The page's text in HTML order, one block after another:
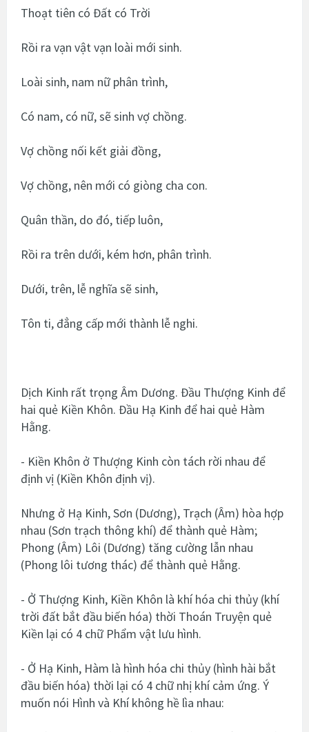
Thoạt tiên có Đất có Trời
Rồi ra vạn vật vạn loài mới sinh.
Loài sinh, nam nữ phân trình,
Có nam, có nữ, sẽ sinh vợ chồng.
Vợ chồng nối kết giải đồng,
Vợ chồng, nên mới có giòng cha con.
Quân thần, do đó, tiếp luôn,
Rồi ra trên dưới, kém hơn, phân trình.
Dưới, trên, lễ nghĩa sẽ sinh,
Tôn ti, đẳng cấp mới thành lễ nghi.
Dịch Kinh rất trọng Âm Dương. Đầu Thượng Kinh để
hai quẻ Kiền Khôn. Đầu Hạ Kinh để hai quẻ Hàm
Hằng.
- Kiền Khôn ở Thượng Kinh còn tách rời nhau để
định vị (Kiền Khôn định vị).
Nhưng ở Hạ Kinh, Sơn (Dương), Trạch (Âm) hòa hợp
nhau (Sơn trạch thông khí) để thành quẻ Hàm;
Phong (Âm) Lôi (Dương) tăng cường lẫn nhau
(Phong lôi tương thác) để thành quẻ Hằng.
- Ở Thượng Kinh, Kiền Khôn là khí hóa chi thủy (khí
trời đất bắt đầu biến hóa) thời Thoán Truyện quẻ
Kiền lại có 4 chữ Phẩm vật lưu hình.
- Ở Hạ Kinh, Hàm là hình hóa chi thủy (hình hài bắt
đầu biến hóa) thời lại có 4 chữ nhị khí cảm ứng. Ý
muốn nói Hình và Khí không hề lìa nhau: